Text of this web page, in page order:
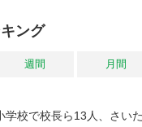
ング
週間 月間
学校で校長ら13人、さい